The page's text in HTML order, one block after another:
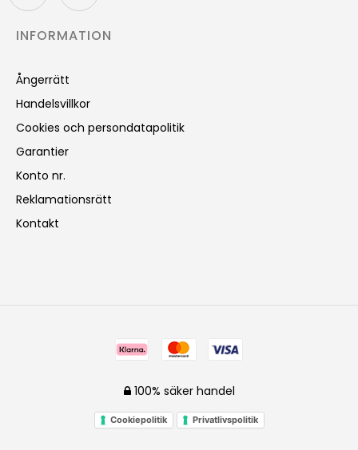
INFORMATION
Ångerrätt
Handelsvillkor
Cookies och persondatapolitik
Garantier
Konto nr.
Reklamationsrätt
Kontakt
100% säker handel
Cookiepolitik Privatlivspolitik